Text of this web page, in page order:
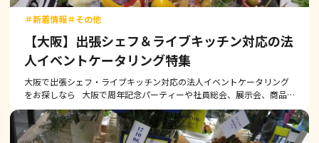
＃新着情報＃その他
【大阪】出張シェフ＆ライブキッチン対応の法
人イベントケータリング特集
大阪で出張シェフ・ライブキッチン対応の法人イベントケータリング
をお探しなら 大阪で周年記念パーティーや社員総会、展示会、商品
発表会、キックオフミーティング、懇親会などの法人イベントを企画
する際、「参加者の記 […]